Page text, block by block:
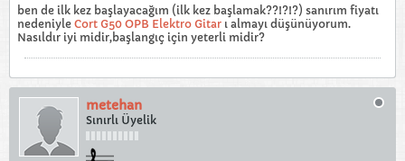
ben de ilk kez başlayacağım (ilk kez başlamak??!?!?) sanırım fiyatı
nedeniyle Cort G50 OPB Elektro Gitar ı almayı düşünüyorum.
Nasıldır iyi midir,başlangıç için yeterli midir?
metehan
Sınırlı Üyelik